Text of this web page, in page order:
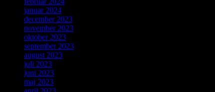
januar 2024
december 2023
november 2023
oktober 2023
september 2023
august 2023
juli 2023
juni 2023
maj 2023